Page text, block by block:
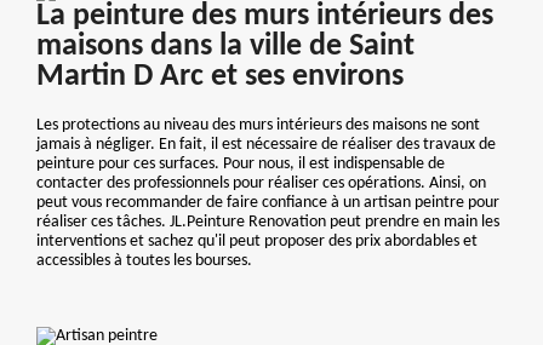
La peinture des murs intérieurs des
maisons dans la ville de Saint
Martin D Arc et ses environs
Les protections au niveau des murs intérieurs des maisons ne sont
jamais à négliger. En fait, il est nécessaire de réaliser des travaux de
peinture pour ces surfaces. Pour nous, il est indispensable de
contacter des professionnels pour réaliser ces opérations. Ainsi, on
peut vous recommander de faire confiance à un artisan peintre pour
réaliser ces tâches. JL.Peinture Renovation peut prendre en main les
interventions et sachez qu'il peut proposer des prix abordables et
accessibles à toutes les bourses.